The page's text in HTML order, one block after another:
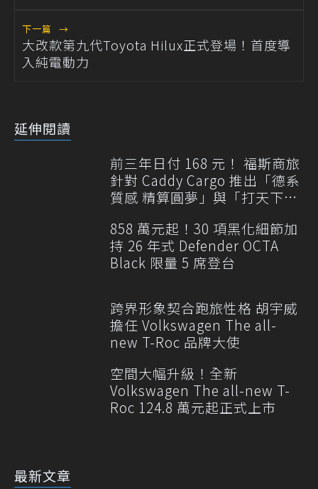
下一篇 →
大改款第九代Toyota Hilux正式登場！首度導
入純電動力
延伸閱讀
前三年日付 168 元！ 福斯商旅
針對 Caddy Cargo 推出「德系
質感 精算圓夢」與「打天下」
858 萬元起！30 項黑化細節加
持 26 年式 Defender OCTA
Black 限量 5 席登台
跨界形象契合跑旅性格 胡宇威
擔任 Volkswagen The all-
new T-Roc 品牌大使
空間大幅升級！全新
Volkswagen The all-new T-
Roc 124.8 萬元起正式上市
最新文章